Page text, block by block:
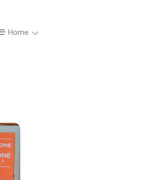
Home
Prises
de
vue